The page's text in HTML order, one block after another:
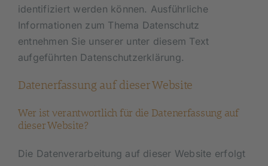
identifiziert werden können. Ausführliche
Informationen zum Thema Datenschutz
entnehmen Sie unserer unter diesem Text
aufgeführten Datenschutzerklärung.
Datenerfassung auf dieser Website
Wer ist verantwortlich für die Datenerfassung auf
dieser Website?
Die Datenverarbeitung auf dieser Website erfolgt